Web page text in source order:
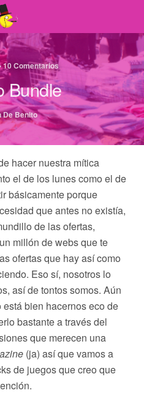
10 Comentarios
Bundle
De Benito
hacer nuestra mítica
el de los lunes como el de
básicamente porque
que antes no existía,
de las ofertas,
millón de webs que te
ofertas que hay así como
Eso sí, nosotros lo
así de tontos somos. Aún
bien hacernos eco de
bastante a través del
que merecen una
(ja) así que vamos a
de juegos que creo que